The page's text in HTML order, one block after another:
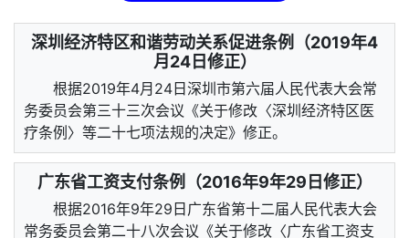
深圳经济特区和谐劳动关系促进条例（2019年4
月24日修正）
根据2019年4月24日深圳市第六届人民代表大会常
务委员会第三十三次会议《关于修改〈深圳经济特区医
疗条例〉等二十七项法规的决定》修正。
广东省工资支付条例（2016年9年29日修正）
根据2016年9年29日广东省第十二届人民代表大会
常务委员会第二十八次会议《关于修改〈广东省工资支